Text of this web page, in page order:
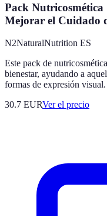
Pack
Mejorar el Cuidado
N2NaturalNutrition ES
Este pack de
bienestar, ayudando a
formas de expresión visual.
30.7 EURVer el precio